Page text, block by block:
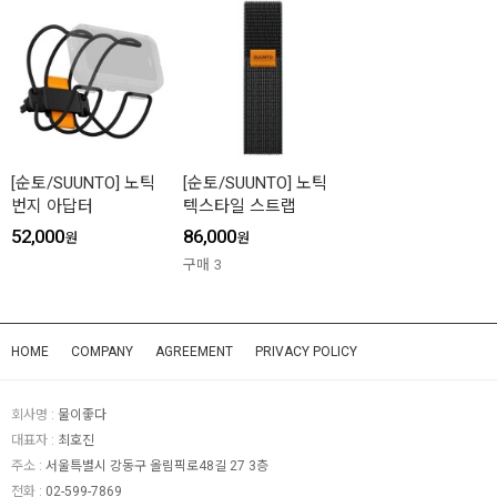
[순토/SUUNTO] 노틱
번지 아답터
52,000원
[순토/SUUNTO] 노틱
텍스타일 스트랩
86,000원
구매 3
HOME COMPANY AGREEMENT PRIVACY POLICY
회사명 : 물이좋다
대표자 : 최호진
주소 : 서울특별시 강동구 올림픽로48길 27 3층
전화 : 02-599-7869